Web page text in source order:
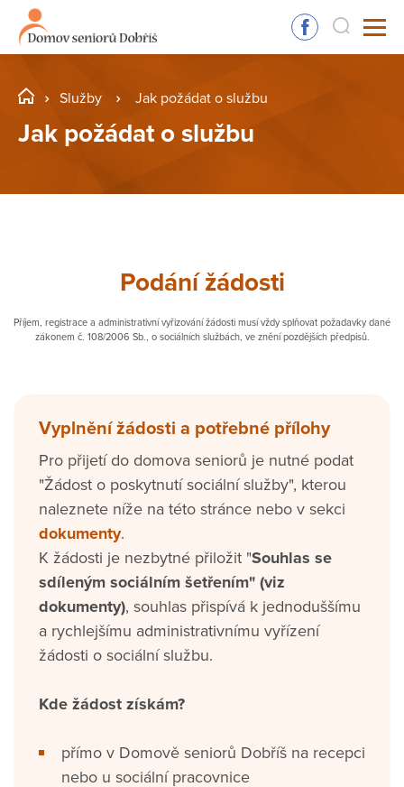
Služby Jak požádat o službu
Jak požádat o službu
Podání žádosti
Příjem, registrace a administrativní vyřizování žádosti musí vždy splňovat požadavky dané
zákonem č. 108/2006 Sb., o sociálních službách, ve znění pozdějších předpisů.
Vyplnění žádosti a potřebné přílohy
Pro přijetí do domova seniorů je nutné podat
"Žádost o poskytnutí sociální služby", kterou
naleznete níže na této stránce nebo v sekci
dokumenty.
K žádosti je nezbytné přiložit "Souhlas se
sdíleným sociálním šetřením" (viz
dokumenty), souhlas přispívá k jednoduššímu
a rychlejšímu administrativnímu vyřízení
žádosti o sociální službu.
Kde žádost získám?
přímo v Domově seniorů Dobříš na recepci
nebo u sociální pracovnice